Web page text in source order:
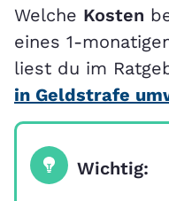
Welche Kosten
eines 1-
liest du im
in Geldstrafe
Wichtig: